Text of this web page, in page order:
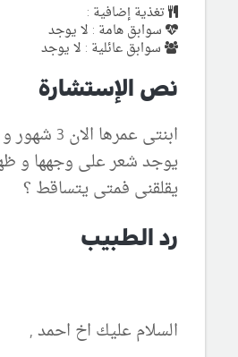
تغذية إضافية :
سوابق هامة : لا يوجد
سوابق عائلية : لا يوجد
نص الإستشارة
ابنتى
يوجد شعر على وجهها و
يقلقنى فمتى يتساقط ؟
رد الطبيب
السلام عليك اخ احمد ,